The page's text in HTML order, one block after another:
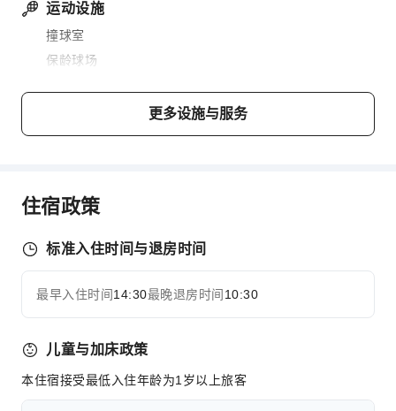
运动设施
撞球室
保龄球场
迷你高尔夫
公共区域设施
公用区wifi
停车场
上网服务
快速入住退房
行李寄存
24小时前台
展开全部
更多设施与服务
住宿政策
标准入住时间与退房时间
最早入住时间14:30最晚退房时间 10:30
儿童与加床政策
本住宿接受最低入住年龄为1岁以上旅客